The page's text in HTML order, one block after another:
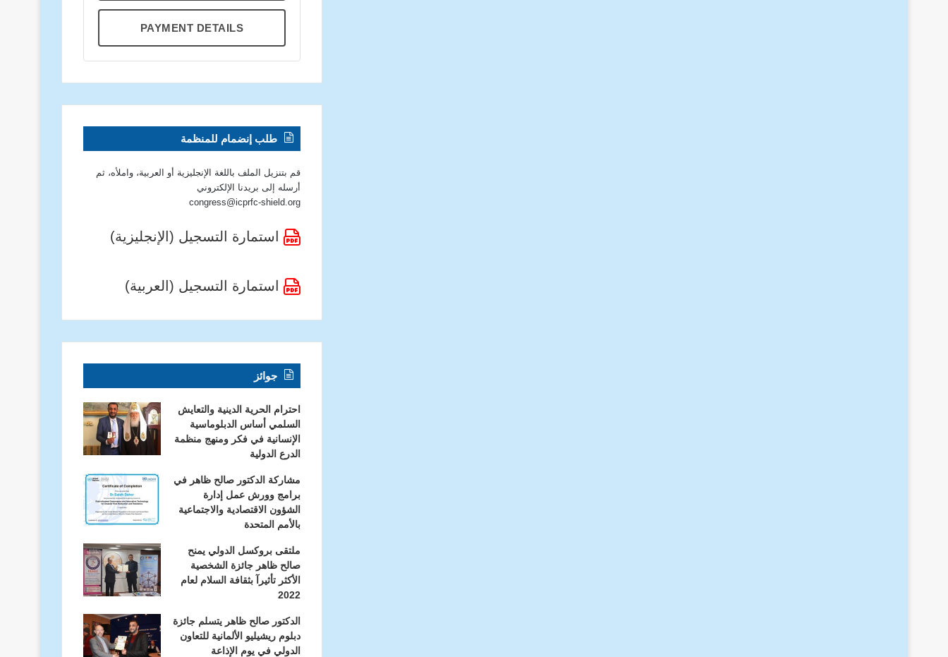
PAYMENT DETAILS
طلب إنضمام للمنظمة
قم بتنزيل الملف باللغة الإنجليزية أو العربية، واملأه، ثم
أرسله إلى بريدنا الإلكتروني
congress@icprfc-shield.org
استمارة التسجيل (الإنجليزية)
استمارة التسجيل (العربية)
جوائز
احترام الحرية الدينية والتعايش
السلمي أساس الدبلوماسية
الإنسانية في فكر ومنهج منظمة
الدرع الدولية
مشاركة الدكتور صالح ظاهر في
برامج وورش عمل إدارة
الشؤون الاقتصادية والاجتماعية
بالأمم المتحدة
ملتقى بروكسل الدولي يمنح
صالح ظاهر جائزة الشخصية
الأكثر تأثيرآ بثقافة السلام لعام
2022
الدكتور صالح ظاهر يتسلم جائزة
دبلوم ريشيليو الألمانية للتعاون
الدولي في يوم الإذاعة